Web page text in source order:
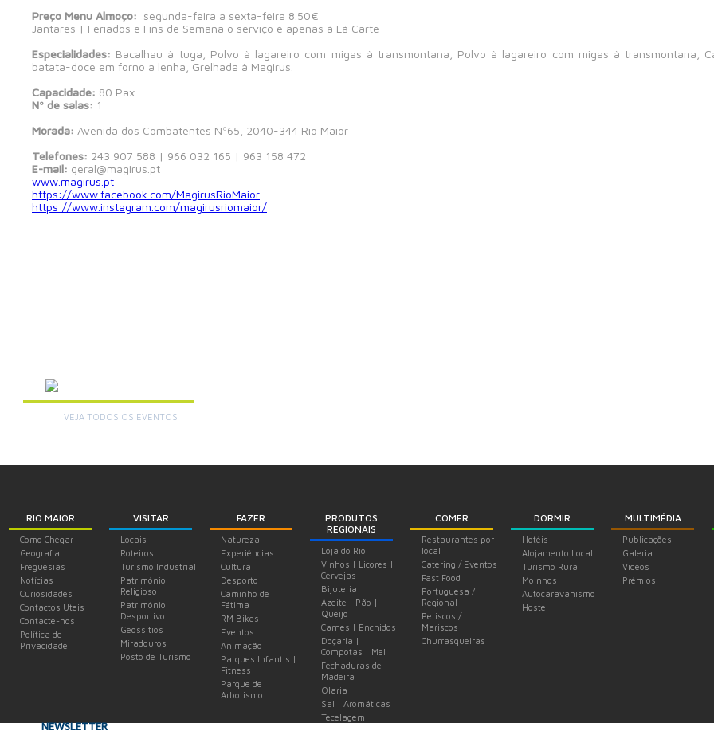
Preço Menu Almoço: segunda-feira a sexta-feira 8.50€
Jantares | Feriados e Fins de Semana o serviço é apenas à Lá Carte
Especialidades: Bacalhau à tuga, Polvo à lagareiro com migas à transmontana, Polvo à lagareiro com migas à transmontana,
batata-doce em forno a lenha, Grelhada à Magirus.
Capacidade: 80 Pax
Nº de salas: 1
Morada: Avenida dos Combatentes Nº65, 2040-344 Rio Maior
Telefones: 243 907 588 | 966 032 165 | 963 158 472
E-mail: geral@magirus.pt
www.magirus.pt
https://www.facebook.com/MagirusRioMaior
https://www.instagram.com/magirusriomaior/
VEJA TODOS OS EVENTOS
RIO MAIOR
Como Chegar
Geografia
Freguesias
Notícias
Curiosidades
Contactos Úteis
Contacte-nos
Política de
Privacidade
VISITAR
Locais
Roteiros
Turismo Industrial
Património
Religioso
Património
Desportivo
Geossítios
Miradouros
Posto de Turismo
FAZER
Natureza
Experiências
Cultura
Desporto
Caminho de
Fátima
RM Bikes
Eventos
Animação
Parques Infantis |
Fitness
Parque de
Arborismo
PRODUTOS
REGIONAIS
Loja do Rio
Vinhos | Licores |
Cervejas
Bijuteria
Azeite | Pão |
Queijo
Carnes | Enchidos
Doçaria |
Compotas | Mel
Fechaduras de
Madeira
Olaria
Sal | Aromáticas
Tecelagem
COMER
Restaurantes por
local
Catering / Eventos
Fast Food
Portuguesa /
Regional
Petiscos /
Mariscos
Churrasqueiras
DORMIR
Hotéis
Alojamento Local
Turismo Rural
Moinhos
Autocaravanismo
Hostel
MULTIMÉDIA
Publicações
Galeria
Videos
Prémios
NEWSLETTER